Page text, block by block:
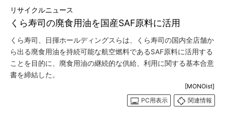
くら寿司の廃食用油を国産SAF原料に活用
リサイクルニュース
くら寿司、日揮ホールディングスらは、くら寿司の国内全店舗か
ら出る廃食用油を持続可能な航空燃料であるSAF原料に活用する
ことを目的に、廃食用油の継続的な供給、利用に関する基本合意
書を締結した。
[MONOist]
PC用表示
関連情報